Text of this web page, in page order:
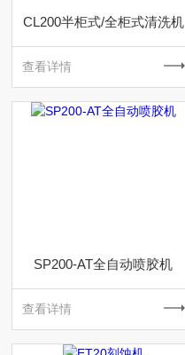
CL200半柜式/全柜式清洗机
查看详情
SP200-AT全自动喷胶机
查看详情